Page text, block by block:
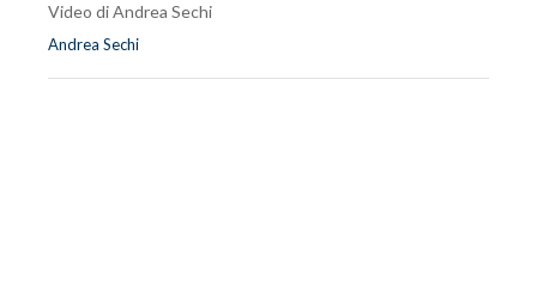
Video di Andrea Sechi
Andrea Sechi